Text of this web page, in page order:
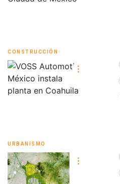
CONSTRUCCIÓN
URBANISMO